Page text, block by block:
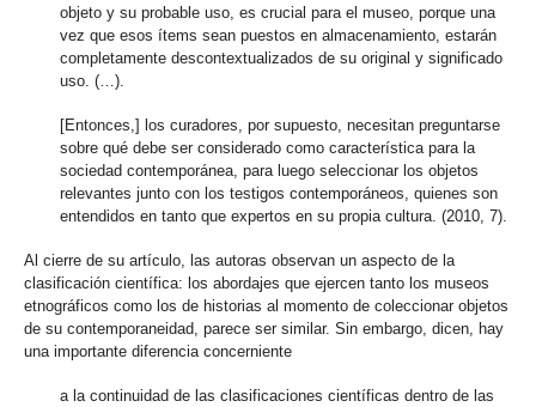
objeto y su probable uso, es crucial para el museo, porque una
vez que esos ítems sean puestos en almacenamiento, estarán
completamente descontextualizados de su original y significado
uso. (…).
[Entonces,] los curadores, por supuesto, necesitan preguntarse
sobre qué debe ser considerado como característica para la
sociedad contemporánea, para luego seleccionar los objetos
relevantes junto con los testigos contemporáneos, quienes son
entendidos en tanto que expertos en su propia cultura. (2010, 7).
Al cierre de su artículo, las autoras observan un aspecto de la
clasificación científica: los abordajes que ejercen tanto los museos
etnográficos como los de historias al momento de coleccionar objetos
de su contemporaneidad, parece ser similar. Sin embargo, dicen, hay
una importante diferencia concerniente
a la continuidad de las clasificaciones científicas dentro de las